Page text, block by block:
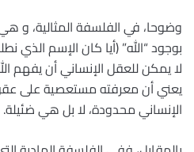
وضوحا، في الفلسفة المثالية، و
بوجود “الله” (أيا كان الإسم الذي
لا يمكن للعقل الإنساني أن يفهم
يعني أن معرفته مستعصية على
الإنساني محدودة، لا بل هي ضئيلة.